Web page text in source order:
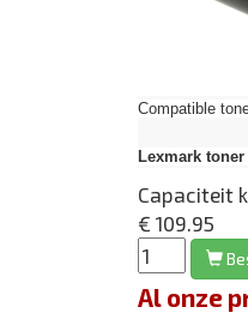
Compatible
Lexmark
Capaciteit
€ 109.95
Al onze